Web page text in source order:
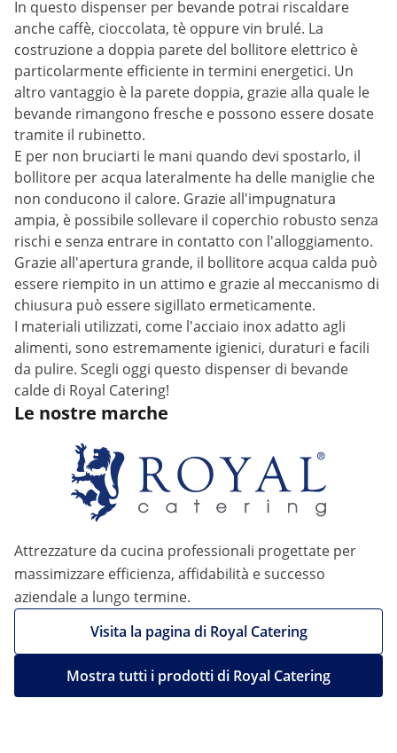
In questo dispenser per bevande potrai riscaldare
anche caffè, cioccolata, tè oppure vin brulé. La
costruzione a doppia parete del bollitore elettrico è
particolarmente efficiente in termini energetici. Un
altro vantaggio è la parete doppia, grazie alla quale le
bevande rimangono fresche e possono essere dosate
tramite il rubinetto.
E per non bruciarti le mani quando devi spostarlo, il
bollitore per acqua lateralmente ha delle maniglie che
non conducono il calore. Grazie all'impugnatura
ampia, è possibile sollevare il coperchio robusto senza
rischi e senza entrare in contatto con l'alloggiamento.
Grazie all'apertura grande, il bollitore acqua calda può
essere riempito in un attimo e grazie al meccanismo di
chiusura può essere sigillato ermeticamente.
I materiali utilizzati, come l'acciaio inox adatto agli
alimenti, sono estremamente igienici, duraturi e facili
da pulire. Scegli oggi questo dispenser di bevande
calde di Royal Catering!
Le nostre marche
Attrezzature da cucina professionali progettate per
massimizzare efficienza, affidabilità e successo
aziendale a lungo termine.
Visita la pagina di Royal Catering
Mostra tutti i prodotti di Royal Catering